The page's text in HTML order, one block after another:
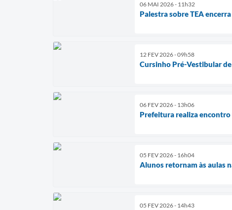
06 MAI 2026 - 11h32
Palestra sobre TEA
12 FEV 2026 - 09h58
Cursinho Pré-Vestibular
06 FEV 2026 - 13h06
Prefeitura realiza
05 FEV 2026 - 16h04
Alunos retornam às aulas
05 FEV 2026 - 14h43